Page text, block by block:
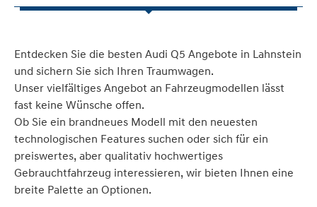
Entdecken Sie die besten Audi Q5 Angebote in Lahnstein
und sichern Sie sich Ihren Traumwagen.
Unser vielfältiges Angebot an Fahrzeugmodellen lässt
fast keine Wünsche offen.
Ob Sie ein brandneues Modell mit den neuesten
technologischen Features suchen oder sich für ein
preiswertes, aber qualitativ hochwertiges
Gebrauchtfahrzeug interessieren, wir bieten Ihnen eine
breite Palette an Optionen.